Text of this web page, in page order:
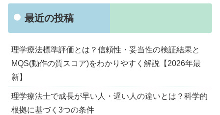
最近の投稿
理学療法標準評価とは？信頼性・妥当性の検証結果と
MQS(動作の質スコア)をわかりやすく解説【2026年最
新】
理学療法士で成長が早い人・遅い人の違いとは？科学的
根拠に基づく3つの条件